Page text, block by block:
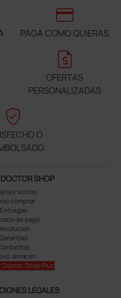
credit_card
PAGA COMO QUIERAS
request_quote
OFERTAS
PERSONALIZADAS
verified_user
O
SHOP
somos
comprar
Entregas
de pago
Garantías
almacén
Doctor Shop Plus
LEGALES